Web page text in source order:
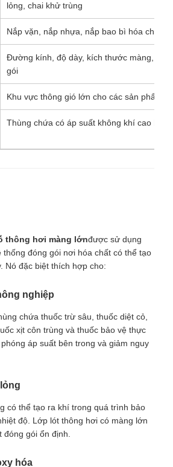
lỏng, chai khử trùng
Nắp vặn, nắp nhựa, nắp bao bì hóa chất
Đường kính, độ dày, kích thước màng,
gói
Khu vực thông gió lớn cho các sản phẩm
Thùng chứa có áp suất không khí cao
thông hơi màng lớnđược sử dụng
thống đóng gói nơi hóa chất có thể tạo
Nó đặc biệt thích hợp cho:
nghiệp
chứa thuốc trừ sâu, thuốc diệt cỏ,
xịt côn trùng và thuốc bảo vệ thực
áp suất bên trong và giảm nguy
có thể tạo ra khí trong quá trình bảo
độ. Lớp lót thông hơi có màng lớn
gói ổn định.
hóa